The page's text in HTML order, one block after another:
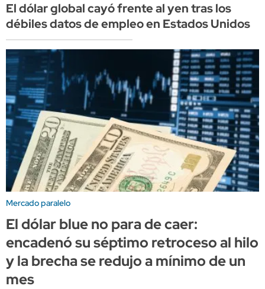
El dólar global cayó frente al yen tras los
débiles datos de empleo en Estados Unidos
Mercado paralelo
El dólar blue no para de caer:
encadenó su séptimo retroceso al hilo
y la brecha se redujo a mínimo de un
mes